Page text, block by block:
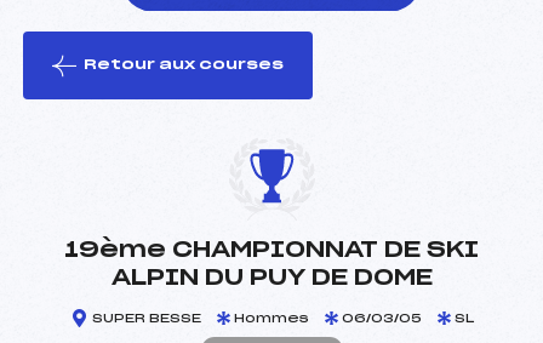
le ski
Retour aux courses
19ème CHAMPIONNAT DE SKI
ALPIN DU PUY DE DOME
SUPER BESSE Hommes 06/03/05 SL